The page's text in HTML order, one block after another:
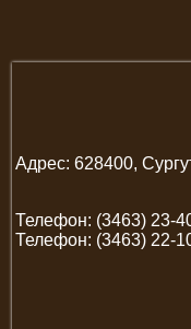
Адрес: 628400,
Телефон: (3463) 23-
Телефон: (3463) 22-